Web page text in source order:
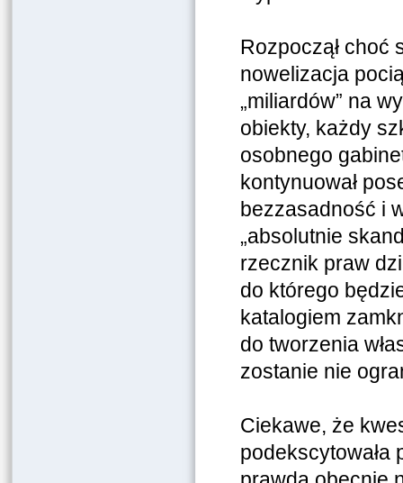
Rozpoczął choć
nowelizacja
„miliardów” na
obiekty, każdy
osobnego
kontynuował
bezzasadność i
„absolutnie
rzecznik praw
do którego
katalogiem
do tworzenia
zostanie nie
Ciekawe, że
podekscytowała